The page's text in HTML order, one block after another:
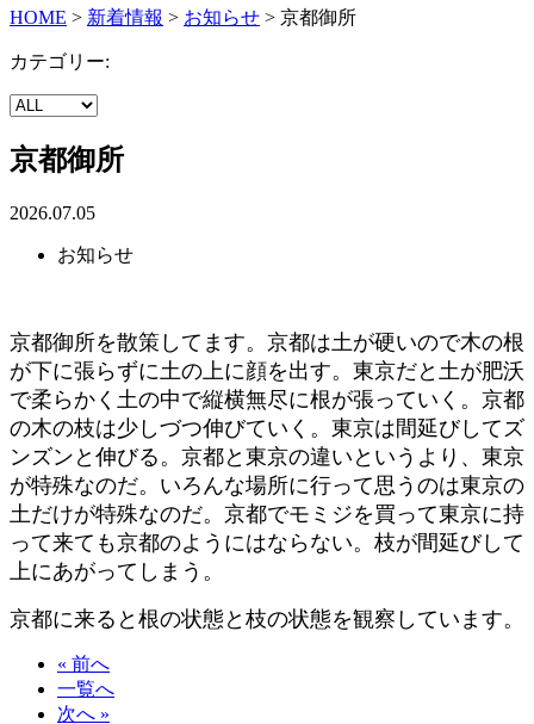
HOME > 新着情報 > お知らせ > 京都御所
カテゴリー:
京都御所
2026.07.05
お知らせ
京都御所を散策してます。京都は土が硬いので木の根
が下に張らずに土の上に顔を出す。東京だと土が肥沃
で柔らかく土の中で縦横無尽に根が張っていく。京都
の木の枝は少しづつ伸びていく。東京は間延びしてズ
ンズンと伸びる。京都と東京の違いというより、東京
が特殊なのだ。いろんな場所に行って思うのは東京の
土だけが特殊なのだ。京都でモミジを買って東京に持
って来ても京都のようにはならない。枝が間延びして
上にあがってしまう。
京都に来ると根の状態と枝の状態を観察しています。
« 前へ
一覧へ
次へ »